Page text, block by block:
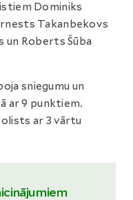
Dominiks
Takanbekovs
un Roberts Šūba
sniegumu un
ar 9 punktiem.
ar 3 vārtu